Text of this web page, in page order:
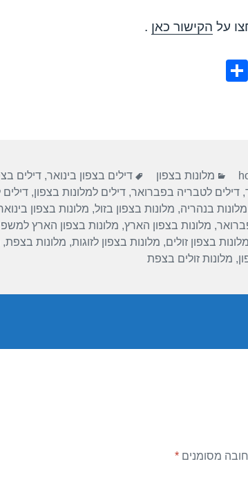
על הקישור כאן .
T
קטגוריות
מלונות בצפון תגיות
דילים בצפון בינואר,דילים
,דילים לטבריה בפברואר,דילים למלונות בצפון,דילים
מלונות בנהריה, מלונות בצפון בזול, מלונות בצפון
, מלונות בצפון הארץ, מלונות בצפון הארץ
מלונות בצפון זולים, מלונות בצפון לזוגות, מלונות בצפת,
, מלונות זולים בצפת
מסומנים*